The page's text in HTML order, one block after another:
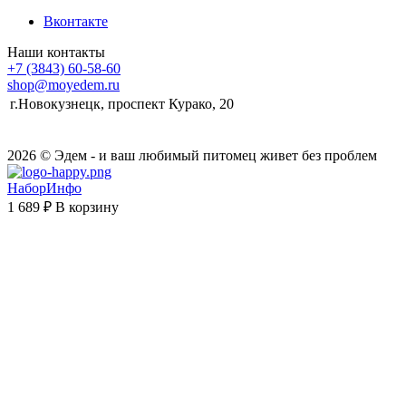
Вконтакте
Наши контакты
+7 (3843) 60-58-60
shop@moyedem.ru
г.Новокузнецк, проспект Курако, 20
2026 © Эдем - и ваш любимый питомец живет без проблем
НаборИнфо
1 689 ₽ В корзину